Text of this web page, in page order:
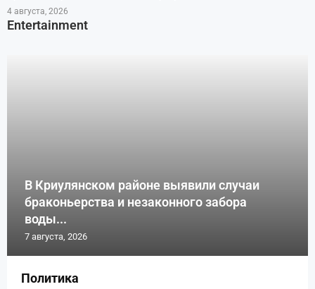
4 августа, 2026
Entertainment
В Криулянском районе выявили случаи
браконьерства и незаконного забора
воды...
7 августа, 2026
Политика